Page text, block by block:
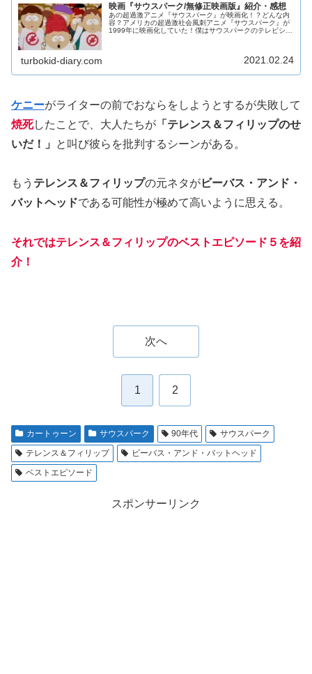
映画『サウスパーク/無修正映画版』紹介・感想
あの超過激アニメ『サウスパーク』が映画化！？どんな内
容？アメリカの超過激社会風刺アニメ『サウスパーク』が
1999年に映画化していた！僕はサウスパークのテレビシリ
turbokid-diary.com 2021.02.24
ケニーがライターの前でおならをしようとするが失敗して
焼死したことで、大人たちが 「テレンス＆フィリップのせ
いだ！」
と叫び彼らを批判するシーンがある。
もう テレンス＆フィリップの元ネタがビーバス・アンド・
バットヘッドである可能性が極めて高いように思える。
それではテレンス＆フィリップのベストエピソード５を紹
介！
次へ
1 2
カートゥーン サウスパーク 90年代
サウスパーク
テレンス＆フィリップ
ビーバス・アンド・バットヘッド
ベストエピソード
スポンサーリンク